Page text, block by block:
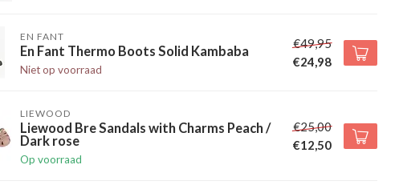
EN FANT
En Fant Thermo Boots Solid Kambaba
Niet op voorraad
€49,95
€24,98
LIEWOOD
Liewood Bre Sandals with Charms Peach /
Dark rose
Op voorraad
€25,00
€12,50